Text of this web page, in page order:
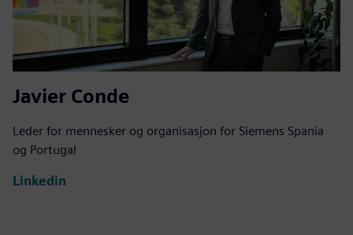
Javier Conde
Leder for mennesker og organisasjon for Siemens Spania
og Portugal
Linkedin